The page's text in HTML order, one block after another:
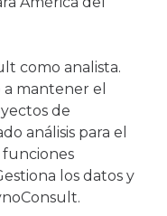
como analista.
mantener el
de
análisis para el
funciones
los datos y